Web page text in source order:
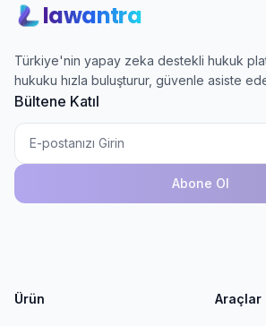
lawantra
Türkiye'nin yapay zeka destekli hukuk
hukuku hızla buluşturur, güvenle asiste
Bültene Katıl
Abone Ol
Ürün Araçlar